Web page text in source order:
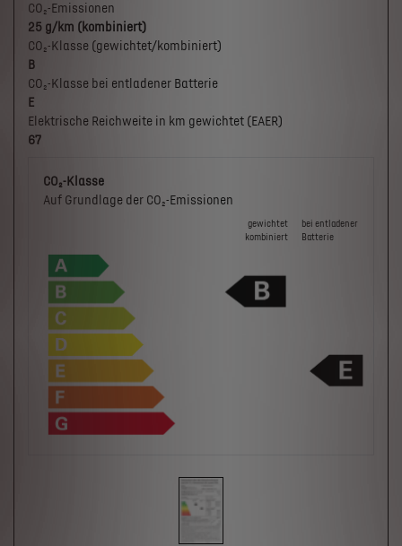
CO₂-Emissionen
25 g/km (kombiniert)
CO₂-Klasse (gewichtet/kombiniert)
B
CO₂-Klasse bei entladener Batterie
E
Elektrische Reichweite in km gewichtet (EAER)
67
CO₂-Klasse
Auf Grundlage der CO₂-Emissionen
gewichtet
kombiniert
bei ent­la­de­ner
Batterie